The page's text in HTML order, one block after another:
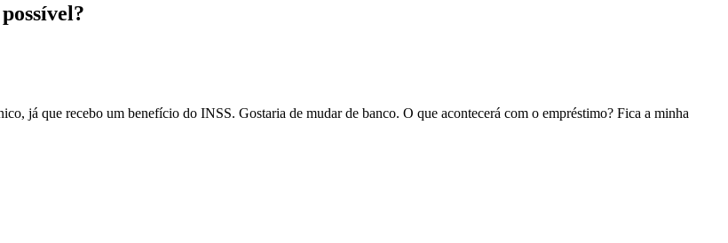
já que recebo um benefício do INSS. Gostaria de mudar de banco. O que acontecerá com o empréstimo? Fica a minha